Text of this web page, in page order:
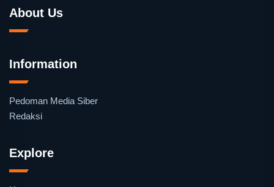
About Us
Information
Pedoman Media Siber
Redaksi
Explore